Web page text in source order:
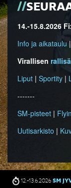
14.-15.8.2026
Info ja aikataulu |
Virallisen
Liput | Sportity |
-------
SM-pisteet |
Uutisarkisto |
12.-13.6.2026 SM